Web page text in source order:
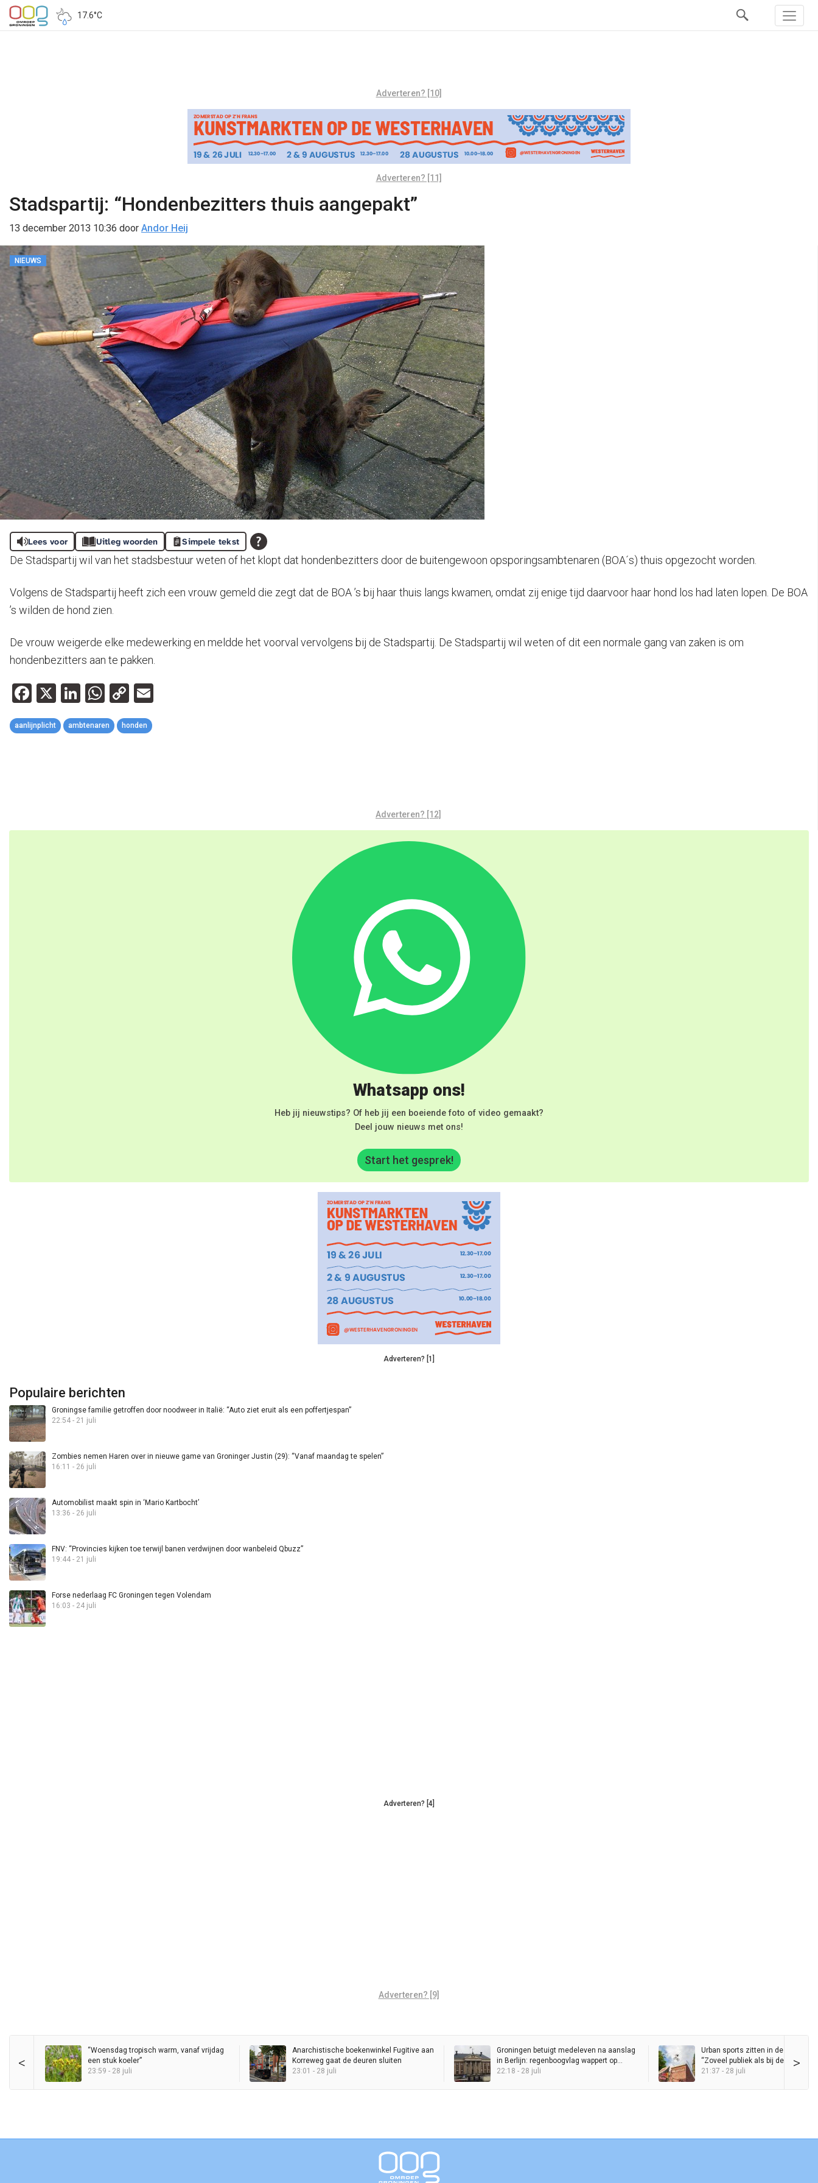
17.6°C
Adverteren? [10]
Adverteren? [11]
Stadspartij: “Hondenbezitters thuis aangepakt”
13 december 2013 10:36 door Andor Heij
NIEUWS
Lees voor Uitleg woorden Simpele tekst
De Stadspartij wil van het stadsbestuur weten of het klopt dat hondenbezitters door de buitengewoon opsporingsambtenaren (BOA´s) thuis opgezocht worden.
Volgens de Stadspartij heeft zich een vrouw gemeld die zegt dat de BOA ’s bij haar thuis langs kwamen, omdat zij enige tijd daarvoor haar hond los had laten lopen. De BOA
’s wilden de hond zien.
De vrouw weigerde elke medewerking en meldde het voorval vervolgens bij de Stadspartij. De Stadspartij wil weten of dit een normale gang van zaken is om
hondenbezitters aan te pakken.
Facebook
X LinkedIn
WhatsApp
Copy
Link
aanlijnplicht ambtenaren honden
Adverteren? [12]
Whatsapp ons!
Heb jij nieuwstips? Of heb jij een boeiende foto of video gemaakt?
Deel jouw nieuws met ons!
Start het gesprek!
Adverteren? [1]
Populaire berichten
Groningse familie getroffen door noodweer in Italië: “Auto ziet eruit als een poffertjespan”
22:54 - 21 juli
Zombies nemen Haren over in nieuwe game van Groninger Justin (29): “Vanaf maandag te spelen”
16:11 - 26 juli
Automobilist maakt spin in ‘Mario Kartbocht’
13:36 - 26 juli
FNV: “Provincies kijken toe terwijl banen verdwijnen door wanbeleid Qbuzz”
19:44 - 21 juli
Forse nederlaag FC Groningen tegen Volendam
16:03 - 24 juli
Adverteren? [4]
Adverteren? [9]
< >
“Woensdag tropisch warm, vanaf vrijdag
een stuk koeler”
23:59 - 28 juli
Anarchistische boekenwinkel Fugitive aan
Korreweg gaat de deuren sluiten
23:01 - 28 juli
Groningen betuigt medeleven na aanslag
in Berlijn: regenboogvlag wappert op
Stadhuis
22:18 - 28 juli
Urban sports zitten in de lift in
“Zoveel publiek als bij de Red Bull
Ride heb ik nog nooit op de Grote
21:37 - 28 juli